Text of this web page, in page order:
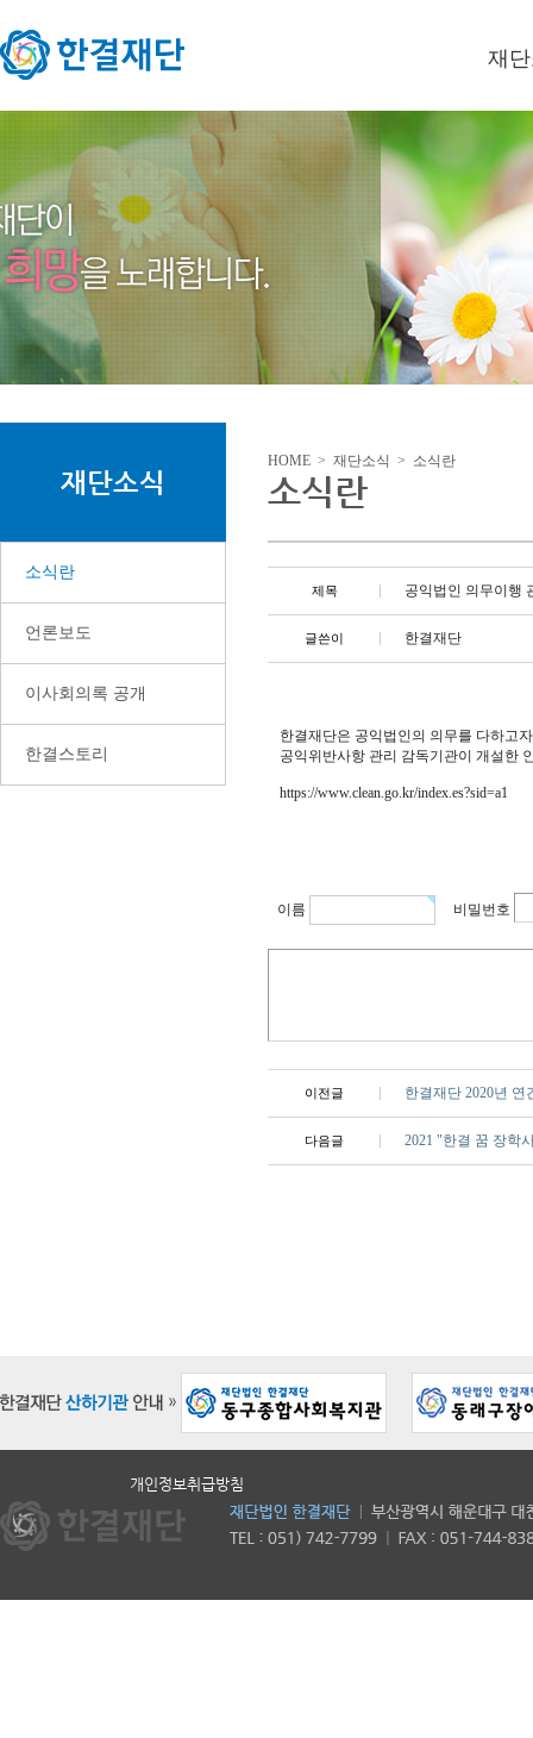
재
이사
미션/
연혁
재단소식
소식란
언론보도
이사회의록 공개
한결스토리
HOME > 재단소식 > 소식란
소식란
제목 공익법인 의무이행
글쓴이 한결재단
한결재단은 공익법인의 의무를 다하고
공익위반사항 관리 감독기관이 개설한
https://www.clean.go.kr/index.es?sid=a1
이름 비밀번호
이전글 한결재단 2020년
다음글 2021 "한결 꿈 장학
개인정보취급방침